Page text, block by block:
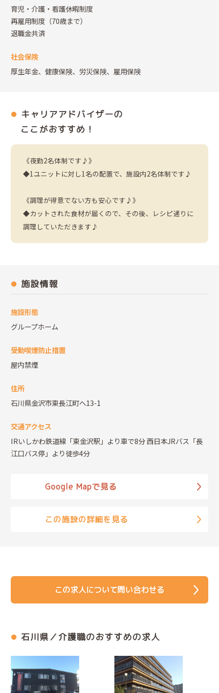
育児・介護・看護休暇制度
再雇用制度（70歳まで）
退職金共済
社会保険
厚生年金、健康保険、労災保険、雇用保険
キャリアアドバイザーの
ここがおすすめ！
《夜勤2名体制です♪》
◆1ユニットに対し1名の配置で、施設内2名体制です♪
《調理が得意でない方も安心です♪》
◆カットされた食材が届くので、その後、レシピ通りに
調理していただきます♪
施設情報
施設形態
グループホーム
受動喫煙防止措置
屋内禁煙
住所
石川県金沢市東長江町へ13-1
交通アクセス
IRいしかわ鉄道線「東金沢駅」より車で8分 西日本JRバス「長
江口バス停」より徒歩4分
Google Mapで見る
この施設の詳細を見る
この求人について問い合わせる
石川県／介護職のおすすめの求人